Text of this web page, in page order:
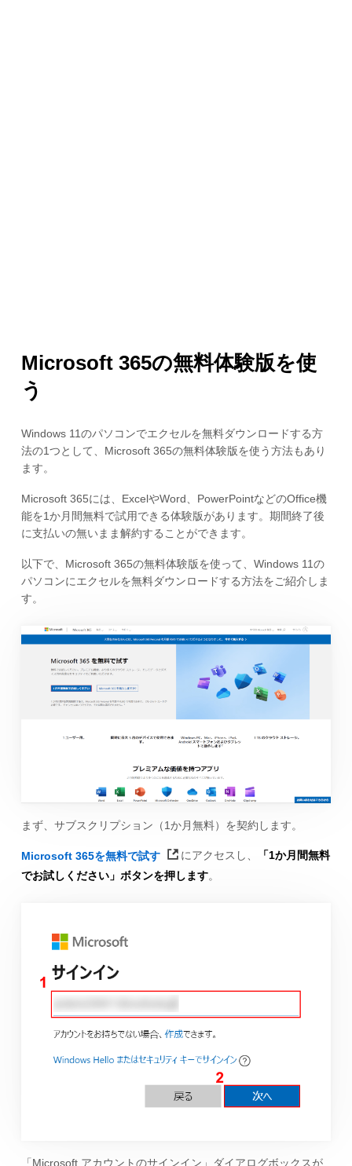
Microsoft 365の無料体験版を使
う
Windows 11のパソコンでエクセルを無料ダウンロードする方
法の1つとして、Microsoft 365の無料体験版を使う方法もあり
ます。
Microsoft 365には、ExcelやWord、PowerPointなどのOffice機
能を1か月間無料で試用できる体験版があります。期間終了後
に支払いの無いまま解約することができます。
以下で、Microsoft 365の無料体験版を使って、Windows 11の
パソコンにエクセルを無料ダウンロードする方法をご紹介しま
す。
まず、サブスクリプション（1か月無料）を契約します。
Microsoft 365を無料で試す にアクセスし、
「1か月間無料
でお試しください」ボタンを押します。
「Microsoft アカウントのサインイン」ダイアログボックスが